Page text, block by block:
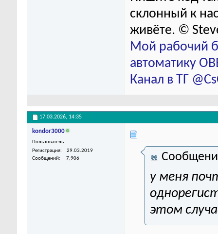
склонный к
живёте. ©
Мой рабочий
автоматику
Канал в ТГ
17.03.2026, 14:35
kondor3000
Пользователь
Регистрация
29.03.2019
Сообщений
7,906
у меня
этом